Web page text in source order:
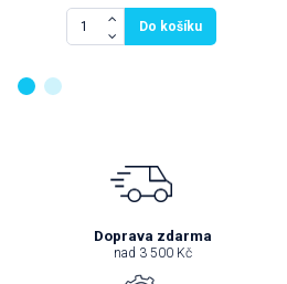
Do košíku
Doprava zdarma
nad 3 500 Kč